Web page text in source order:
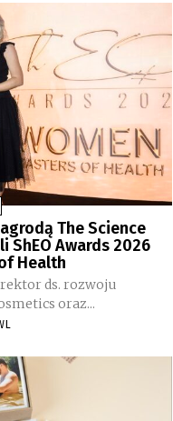
The Science
ShEO Awards 2026
Health
ds. rozwoju
oraz...